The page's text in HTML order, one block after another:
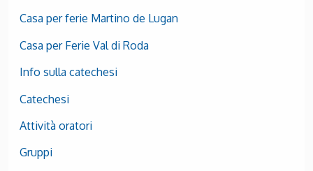
Casa per ferie Martino de Lugan
Casa per Ferie Val di Roda
Info sulla catechesi
Catechesi
Attività oratori
Gruppi